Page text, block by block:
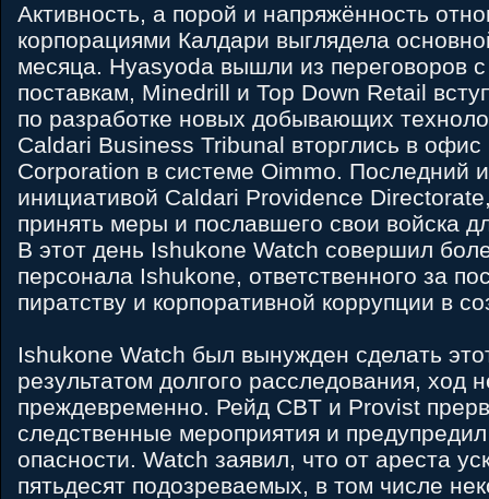
Активность, а порой и напряжённость
корпорациями Калдари выглядела
месяца. Hyasyoda вышли из переговоров
поставкам, Minedrill и Top Down Retail
по разработке новых добывающих
Caldari Business Tribunal вторглись в
Corporation в системе Oimmo. Последний
инициативой Caldari Providence
принять меры и пославшего свои войска
В этот день Ishukone Watch совершил
персонала Ishukone, ответственного за
пиратству и корпоративной коррупции в
Ishukone Watch был вынужден сделать
результатом долгого расследования, ход
преждевременно. Рейд CBT и Provist
следственные мероприятия и
опасности. Watch заявил, что от ареста
пятьдесят подозреваемых, в том числе